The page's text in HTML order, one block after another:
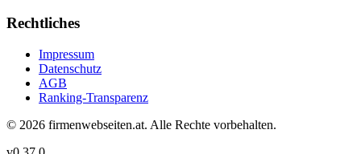
Rechtliches
Impressum
Datenschutz
AGB
Ranking-Transparenz
© 2026 firmenwebseiten.at. Alle Rechte vorbehalten.